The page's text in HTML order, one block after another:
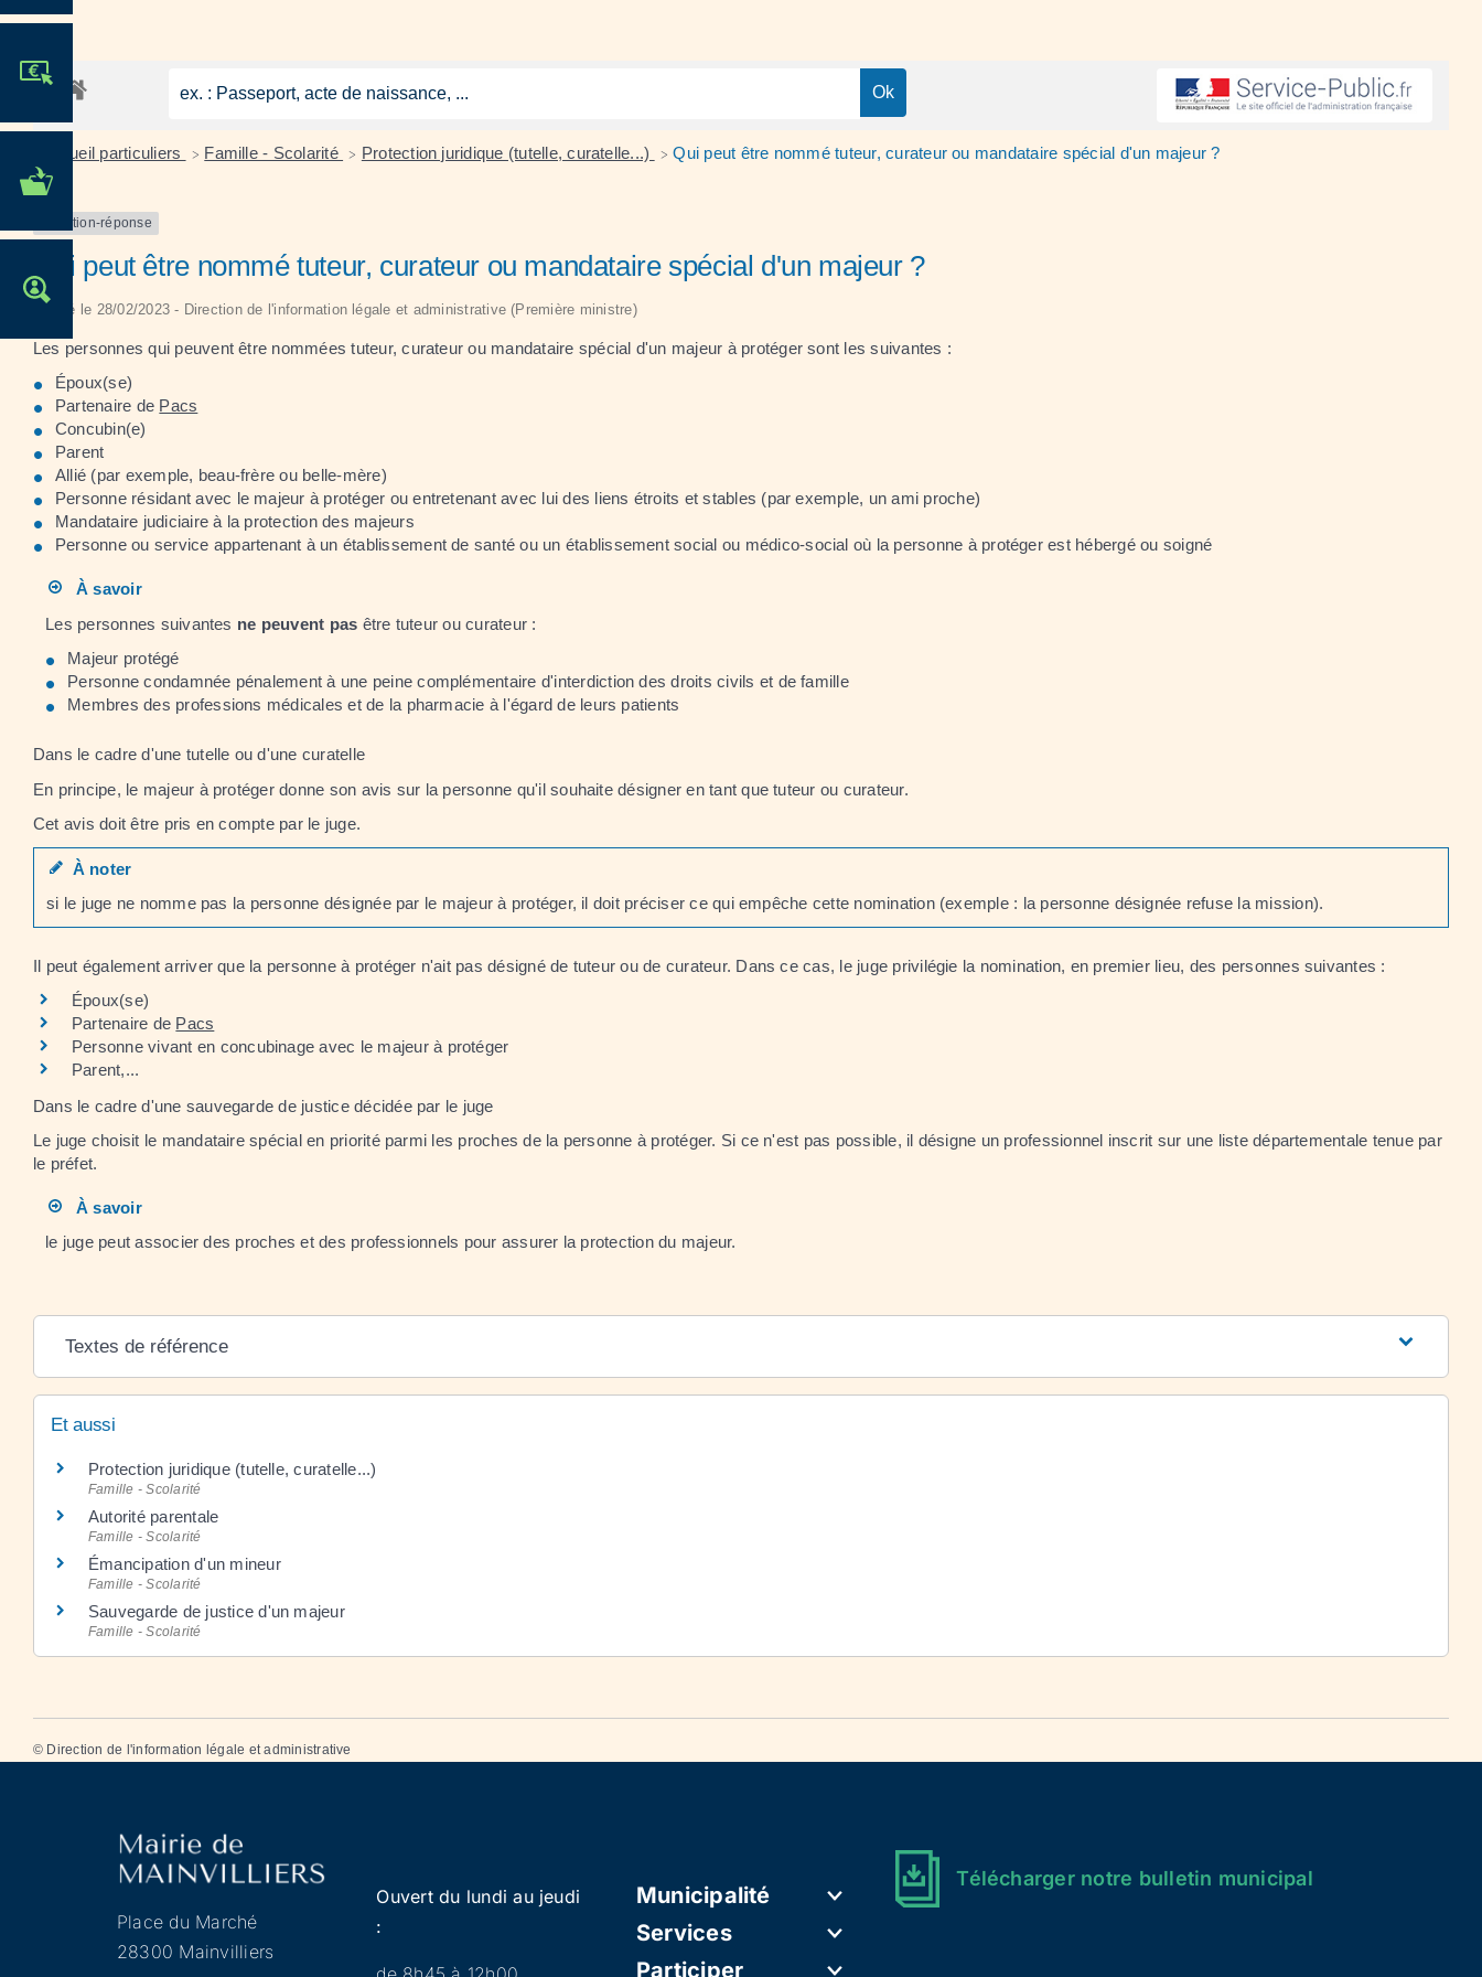
MES DÉMARCHES
Accueil particuliers > Famille - Scolarité > Protection juridique (tutelle, curatelle...) > Qui peut être nommé tuteur, curateur ou mandataire spécial d'un majeur ?
Question-réponse
Qui peut être nommé tuteur, curateur ou mandataire spécial d'un majeur ?
Vérifié le 28/02/2023 - Direction de l'information légale et administrative (Première ministre)
Les personnes qui peuvent être nommées tuteur, curateur ou mandataire spécial d'un majeur à protéger sont les suivantes :
Époux(se)
Partenaire de Pacs
Concubin(e)
Parent
Allié (par exemple, beau-frère ou belle-mère)
Personne résidant avec le majeur à protéger ou entretenant avec lui des liens étroits et stables (par exemple, un ami proche)
Mandataire judiciaire à la protection des majeurs
Personne ou service appartenant à un établissement de santé ou un établissement social ou médico-social où la personne à protéger est hébergé ou soigné
À savoir
Les personnes suivantes ne peuvent pas être tuteur ou curateur :
Majeur protégé
Personne condamnée pénalement à une peine complémentaire d'interdiction des droits civils et de famille
Membres des professions médicales et de la pharmacie à l'égard de leurs patients
Dans le cadre d'une tutelle ou d'une curatelle
En principe, le majeur à protéger donne son avis sur la personne qu'il souhaite désigner en tant que tuteur ou curateur.
Cet avis doit être pris en compte par le juge.
À noter
si le juge ne nomme pas la personne désignée par le majeur à protéger, il doit préciser ce qui empêche cette nomination (exemple : la personne désignée refuse la mission).
Il peut également arriver que la personne à protéger n'ait pas désigné de tuteur ou de curateur. Dans ce cas, le juge privilégie la nomination, en premier lieu, des personnes suivantes :
Époux(se)
Partenaire de Pacs
Personne vivant en concubinage avec le majeur à protéger
Parent,...
Dans le cadre d'une sauvegarde de justice décidée par le juge
Le juge choisit le mandataire spécial en priorité parmi les proches de la personne à protéger. Si ce n'est pas possible, il désigne un professionnel inscrit sur une liste départementale tenue par
le préfet.
À savoir
le juge peut associer des proches et des professionnels pour assurer la protection du majeur.
Textes de référence
Et aussi
Protection juridique (tutelle, curatelle...)
Famille - Scolarité
Autorité parentale
Famille - Scolarité
Émancipation d'un mineur
Famille - Scolarité
Sauvegarde de justice d'un majeur
Famille - Scolarité
© Direction de l'information légale et administrative
Place du Marché
28300 Mainvilliers
Ouvert du lundi au jeudi
:
Municipalité
Services
Participer
Télécharger notre bulletin municipal